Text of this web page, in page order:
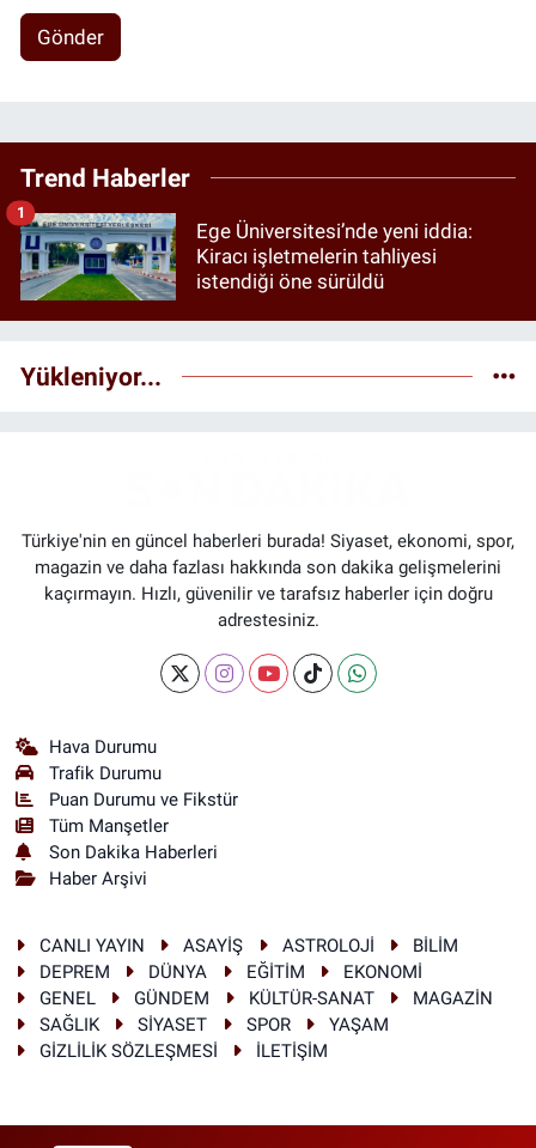
Gönder
Trend Haberler
Ege Üniversitesi’nde yeni iddia:
Kiracı işletmelerin tahliyesi
istendiği öne sürüldü
1
Yükleniyor...
Türkiye'nin en güncel haberleri burada! Siyaset, ekonomi, spor,
magazin ve daha fazlası hakkında son dakika gelişmelerini
kaçırmayın. Hızlı, güvenilir ve tarafsız haberler için doğru
adrestesiniz.
Hava Durumu
Trafik Durumu
Puan Durumu ve Fikstür
Tüm Manşetler
Son Dakika Haberleri
Haber Arşivi
CANLI YAYIN ASAYİŞ ASTROLOJİ
BİLİM
DEPREM
DÜNYA EĞİTİM
EKONOMİ
GENEL
GÜNDEM KÜLTÜR-SANAT
MAGAZİN
SAĞLIK
SİYASET SPOR
YAŞAM
GİZLİLİK SÖZLEŞMESİ
İLETİŞİM